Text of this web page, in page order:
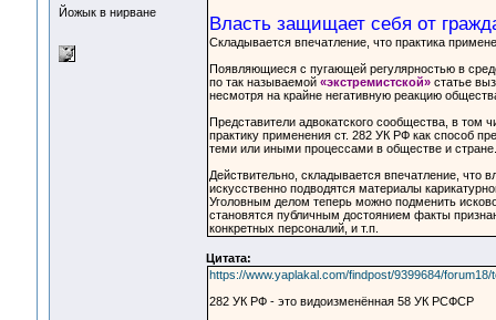
Йожык в нирване
Власть защищает себя от
Складывается впечатление, что практика
Появляющиеся с пугающей регулярностью в
по так называемой «экстремистской»статье
несмотря на крайне негативную реакцию
Представители адвокатского сообщества, в том
практику применения ст. 282 УК РФ как способ
теми или иными процессами в обществе и стране.
Действительно, складывается впечатление, что
искусственно подводятся материалы
Уголовным делом теперь можно подменить
становятся публичным достоянием факты
конкретных персоналий, и т.п.
Цитата:
https://www.yaplakal.com/findpost/9399684/forum18/
282 УК РФ - это видоизменённая 58 УК РСФСР